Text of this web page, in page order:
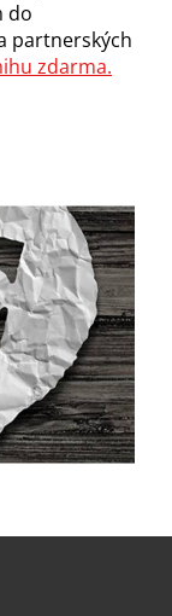
do
partnerských
zdarma.